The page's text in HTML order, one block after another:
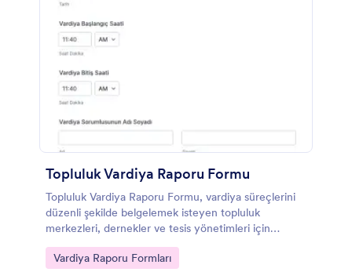
Topluluk Vardiya Raporu Formu
Topluluk Vardiya Raporu Formu, vardiya süreçlerini
düzenli şekilde belgelemek isteyen topluluk
merkezleri, dernekler ve tesis yönetimleri için
Jotform ile online veri toplama ve raporlama akışı
oluşturur.
Go to Category:
Vardiya Raporu Formları